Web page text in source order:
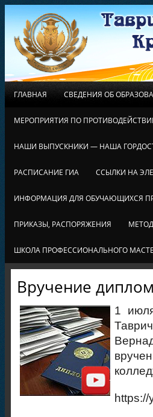
ГЛАВНАЯ СВЕДЕНИЯ ОБ
МЕРОПРИЯТИЯ ПО
НАШИ ВЫПУСКНИКИ — НАША
РАСПИСАНИЕ ГИА ССЫЛКИ НА
ИНФОРМАЦИЯ ДЛЯ ОБУЧАЮЩИХСЯ
ПРИКАЗЫ, РАСПОРЯЖЕНИЯ
ШКОЛА ПРОФЕССИОНАЛЬНОГО
Вручение
1
https://